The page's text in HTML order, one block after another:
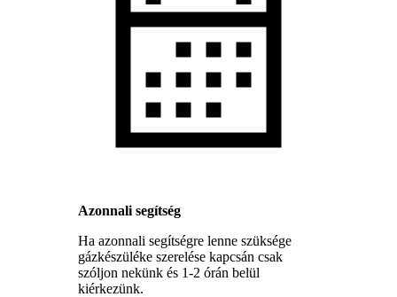
Azonnali segítség
Ha azonnali segítségre lenne szüksége
gázkészüléke szerelése kapcsán csak
szóljon nekünk és 1-2 órán belül
kiérkezünk.